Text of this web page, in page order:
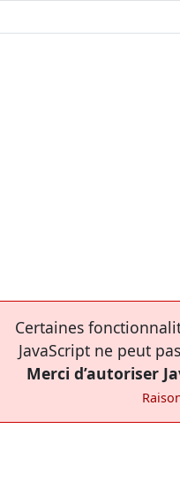
Certaines
JavaScript ne peut
Merci d’autoriser